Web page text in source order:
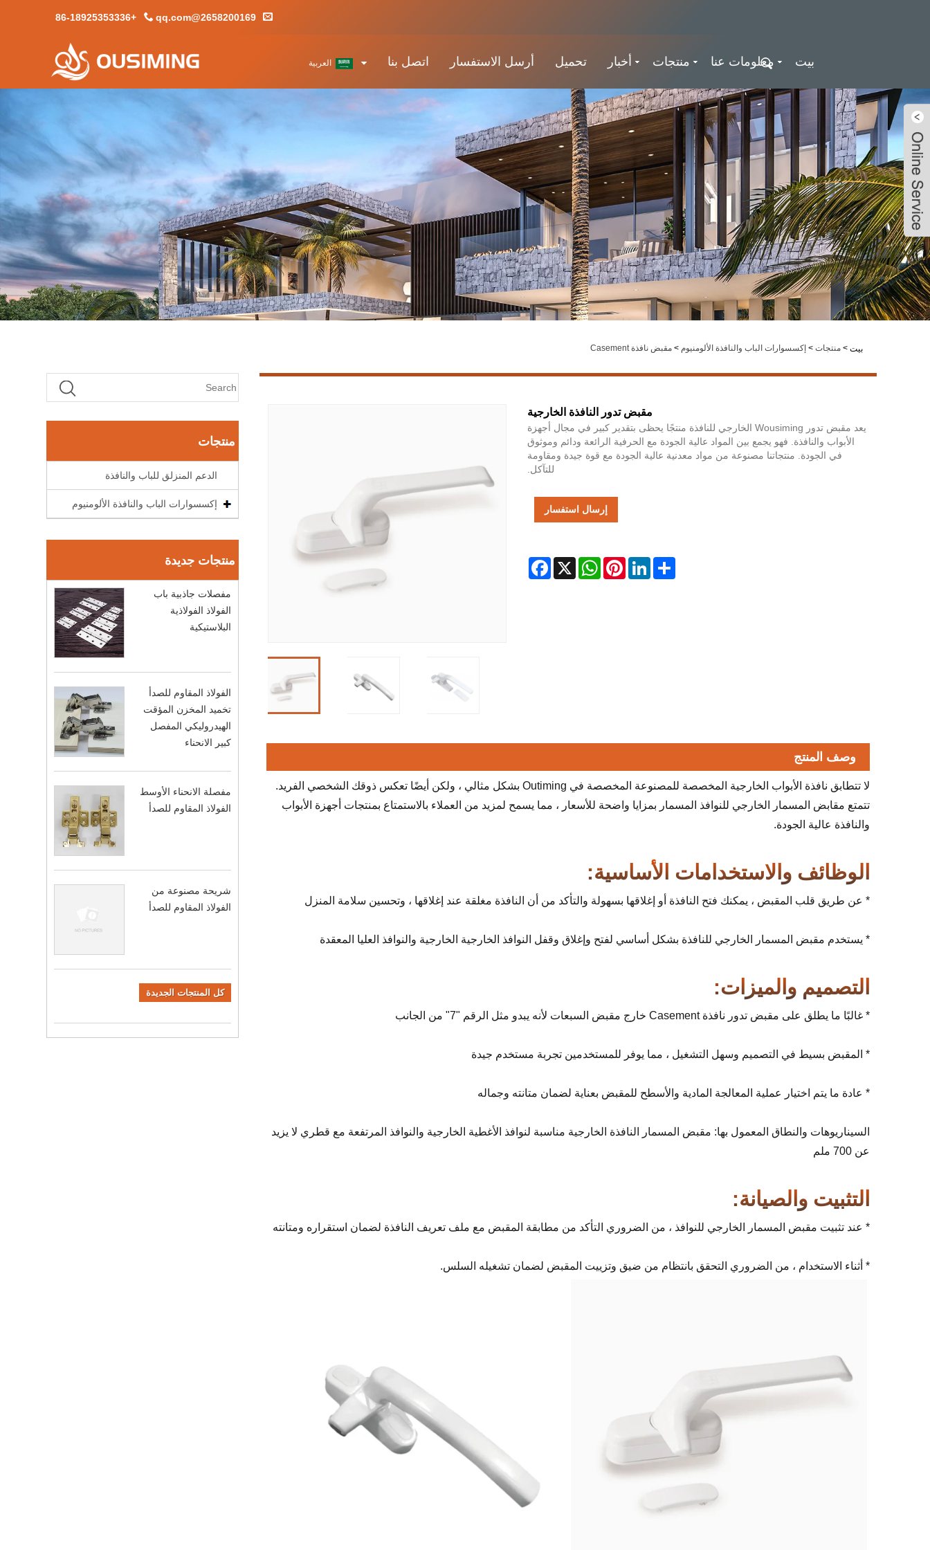
+86-18925353336 2658200169@qq.com
بيت معلومات عنا منتجات أخبار تحميل أرسل الاستفسار اتصل بنا العربية
بيت > منتجات > إكسسوارات الباب والنافذة الألومنيوم > مقبض نافذة Casement
منتجات
الدعم المنزلق للباب والنافذة
إكسسوارات الباب والنافذة الألومنيوم
منتجات جديدة
مفصلات جاذبية باب
الفولاذ الفولاذية
البلاستيكية
الفولاذ المقاوم للصدأ
تخميد المخزن المؤقت
الهيدروليكي المفصل
كبير الانحناء
مفصلة الانحناء الأوسط
الفولاذ المقاوم للصدأ
شريحة مصنوعة من
الفولاذ المقاوم للصدأ
كل المنتجات الجديدة
مقبض تدور النافذة الخارجية
يعد مقبض تدور Wousiming الخارجي للنافذة منتجًا يحظى بتقدير كبير في مجال أجهزة
الأبواب والنافذة. فهو يجمع بين المواد عالية الجودة مع الحرفية الرائعة ودائم وموثوق
في الجودة. منتجاتنا مصنوعة من مواد معدنية عالية الجودة مع قوة جيدة ومقاومة
للتآكل.
إرسال استفسار
Facebook X
WhatsAppPinterestLinkedInShare
وصف المنتج
لا تتطابق نافذة الأبواب الخارجية المخصصة للمصنوعة المخصصة في Outiming بشكل مثالي ، ولكن أيضًا تعكس ذوقك الشخصي الفريد.
تتمتع مقابض المسمار الخارجي للنوافذ المسمار بمزايا واضحة للأسعار ، مما يسمح لمزيد من العملاء بالاستمتاع بمنتجات أجهزة الأبواب
والنافذة عالية الجودة.
الوظائف والاستخدامات الأساسية:
* عن طريق قلب المقبض ، يمكنك فتح النافذة أو إغلاقها بسهولة والتأكد من أن النافذة مغلقة عند إغلاقها ، وتحسين سلامة المنزل
* يستخدم مقبض المسمار الخارجي للنافذة بشكل أساسي لفتح وإغلاق وقفل النوافذ الخارجية الخارجية والنوافذ العليا المعقدة
التصميم والميزات:
* غالبًا ما يطلق على مقبض تدور نافذة Casement خارج مقبض السبعات لأنه يبدو مثل الرقم "7" من الجانب
* المقبض بسيط في التصميم وسهل التشغيل ، مما يوفر للمستخدمين تجربة مستخدم جيدة
* عادة ما يتم اختيار عملية المعالجة المادية والأسطح للمقبض بعناية لضمان متانته وجماله
السيناريوهات والنطاق المعمول بها: مقبض المسمار النافذة الخارجية مناسبة لنوافذ الأغطية الخارجية والنوافذ المرتفعة مع قطري لا يزيد
عن 700 ملم
التثبيت والصيانة:
* عند تثبيت مقبض المسمار الخارجي للنوافذ ، من الضروري التأكد من مطابقة المقبض مع ملف تعريف النافذة لضمان استقراره ومتانته
* أثناء الاستخدام ، من الضروري التحقق بانتظام من ضيق وتزييت المقبض لضمان تشغيله السلس.
Ousiming
LiveChat